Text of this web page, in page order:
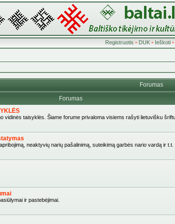
Registruotis • DUK• Ieškoti•
Forumas
Forumas
taisyklės. Šiame forume privaloma visiems rašyti lietuvišku
neaktyvių narių pašalinimą, suteikimą garbės nario vardą ir t.t.
ir pastebėjimai.